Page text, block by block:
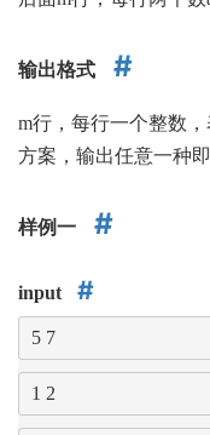
输出格式
m行，每行一个整数
方案，输出任意一种即
样例一
input
5 7
1 2